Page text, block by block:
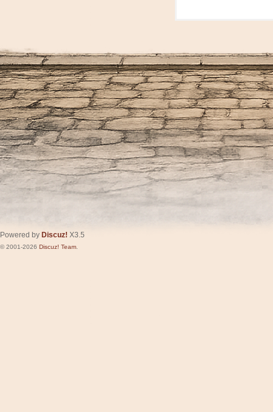
Powered by Discuz! X3.5
© 2001-2026 Discuz! Team